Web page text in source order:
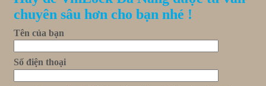
chuyên sâu hơn cho bạn nhé !
Tên của bạn
Số điện thoại